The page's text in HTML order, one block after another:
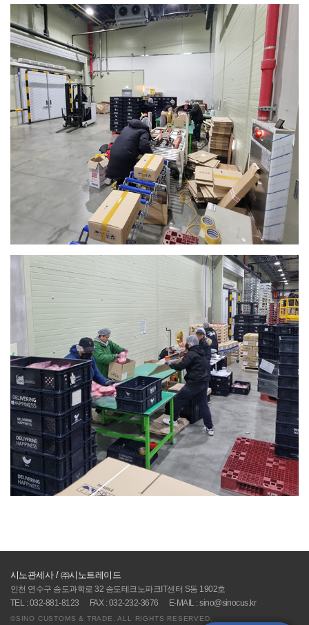
시노관세사 / ㈜시노트레이드
인천 연수구 송도과학로 32 송도테크노파크IT센터 S동 1902호
TEL : 032-881-8123
FAX : 032-232-3676 E-MAIL : sino@sinocus.kr
©SINO CUSTOMS & TRADE. ALL RIGHTS RESERVED.